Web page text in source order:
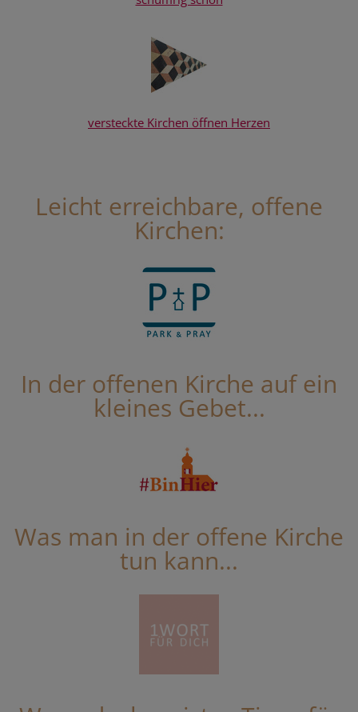
versteckte Kirchen öffnen Herzen
Leicht erreichbare, offene
Kirchen:
In der offenen Kirche auf ein
kleines Gebet...
Was man in der offene Kirche
tun kann...